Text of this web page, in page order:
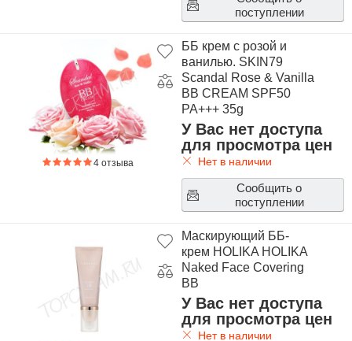
поступлении
4 отзыва
ББ крем с розой и
ванилью. SKIN79
Scandal Rose & Vanilla
BB CREAM SPF50
PA+++ 35g
У Вас нет доступа
для просмотра цен
Нет в наличии
Сообщить о
поступлении
Маскирующий ББ-
крем HOLIKA HOLIKA
Naked Face Covering
BB
У Вас нет доступа
для просмотра цен
Нет в наличии